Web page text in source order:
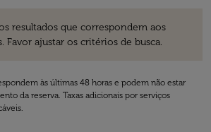
resultados que correspondem aos
Favor ajustar os critérios de busca.
às últimas 48 horas e podem não estar
da reserva. Taxas adicionais por serviços